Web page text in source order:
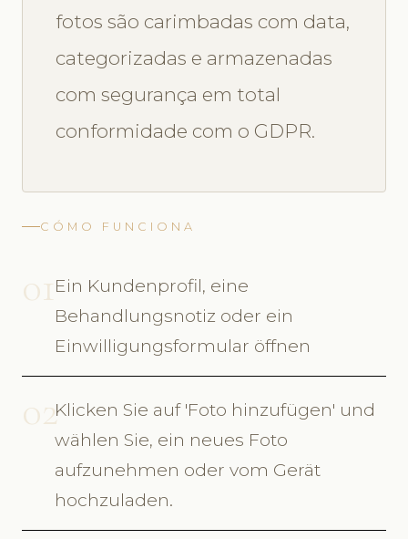
fotos são carimbadas com data,
categorizadas e armazenadas
com segurança em total
conformidade com o GDPR.
CÓMO FUNCIONA
01Ein Kundenprofil, eine
Behandlungsnotiz oder ein
Einwilligungsformular öffnen
02Klicken Sie auf 'Foto hinzufügen' und
wählen Sie, ein neues Foto
aufzunehmen oder vom Gerät
hochzuladen.